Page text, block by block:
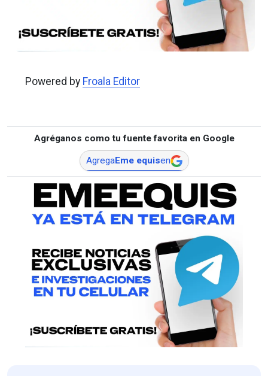
Powered by Froala Editor
Agréganos como tu fuente favorita en Google
AgregaEme equisen